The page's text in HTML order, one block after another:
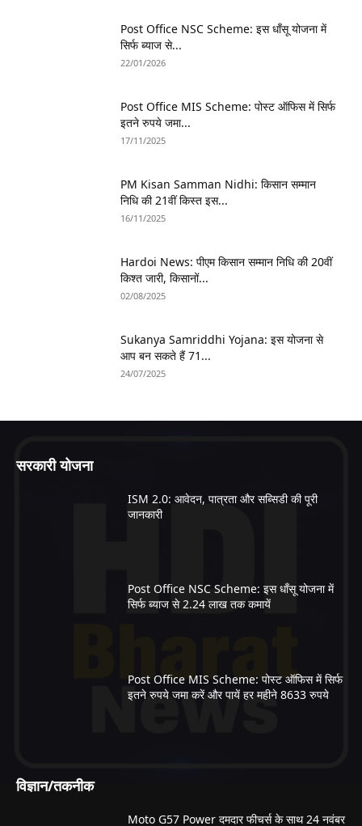
Post Office NSC Scheme: इस धाँसू योजना में
सिर्फ ब्याज से...
22/01/2026
Post Office MIS Scheme: पोस्ट ऑफिस में सिर्फ
इतने रुपये जमा...
17/11/2025
PM Kisan Samman Nidhi: किसान सम्मान
निधि की 21वीं किस्त इस...
16/11/2025
Hardoi News: पीएम किसान सम्मान निधि की 20वीं
किश्त जारी, किसानों...
02/08/2025
Sukanya Samriddhi Yojana: इस योजना से
आप बन सकते हैं 71...
24/07/2025
सरकारी योजना
ISM 2.0: आवेदन, पात्रता और सब्सिडी की पूरी
जानकारी
Post Office NSC Scheme: इस धाँसू योजना में
सिर्फ ब्याज से 2.24 लाख तक कमायें
Post Office MIS Scheme: पोस्ट ऑफिस में सिर्फ
इतने रुपये जमा करें और पायें हर महीने 8633 रुपये
विज्ञान/तकनीक
Moto G57 Power दमदार फीचर्स के साथ 24 नवंबर